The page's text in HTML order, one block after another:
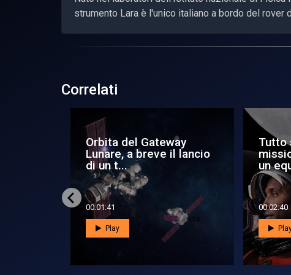
strumento Lara è l'unico italiano a bordo del rover
Correlati
E la Luna bussò... alle
porte di Marte
00:04:22
Play
Luna
mai
00:02:40